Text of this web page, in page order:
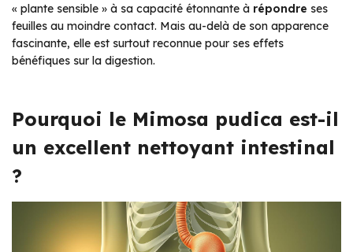
« plante sensible » à sa capacité étonnante à répondre ses
feuilles au moindre contact. Mais au-delà de son apparence
fascinante, elle est surtout reconnue pour ses effets
bénéfiques sur la digestion.
Pourquoi le Mimosa pudica est-il
un excellent nettoyant intestinal
?